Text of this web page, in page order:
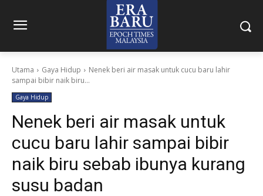
Utama Gaya Hidup
Nenek beri air masak untuk cucu baru lahir
sampai bibir naik biru...
Gaya Hidup
Nenek beri air masak untuk
cucu baru lahir sampai bibir
naik biru sebab ibunya kurang
susu badan